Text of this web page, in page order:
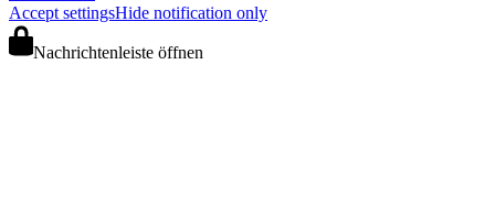
Accept settingsHide notification only
Nachrichtenleiste öffnen